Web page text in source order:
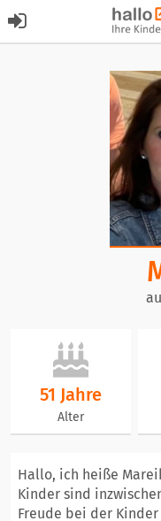
51 Jahre
Alter
Hallo, ich heiße
Kinder sind
Freude bei der